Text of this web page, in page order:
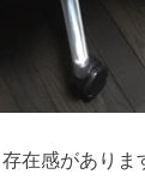
在感がありま